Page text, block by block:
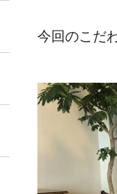
今回のこだ